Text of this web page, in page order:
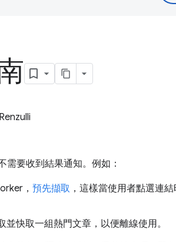
要收到結果通知。例如：
， 預先擷取 ，這樣當使用者點選連
快取一組熱門文章，以便離線使用。